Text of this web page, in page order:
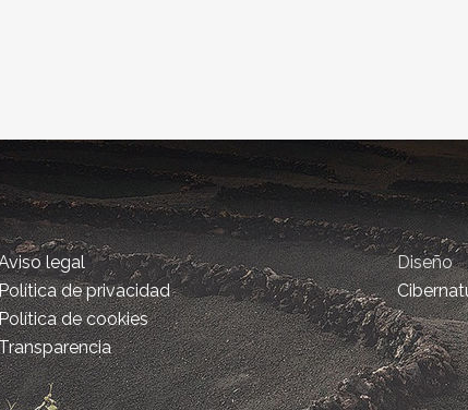
legal
de privacidad
de cookies